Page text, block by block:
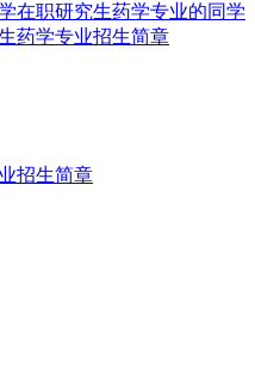
在职研究生药学专业的同学
药学专业招生简章
招生简章